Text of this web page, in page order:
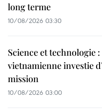
long terme
10/08/2026 03:30
Science et technologie
vietnamienne investie
mission
10/08/2026 03:00